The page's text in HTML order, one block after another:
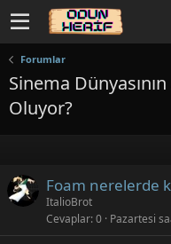
Forumlar
Sinema
Oluyor?
Foam nerelerde
ItalioBrot
Cevaplar 0 Pazartesi